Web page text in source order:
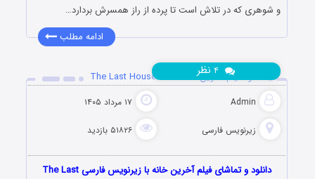
و شوهری که در تلاش است تا پرده از راز همسرش بردارد…
ادامه مطلب
دانلود فیلم آخرین خانه The Last House 2026
Admin ۱۷ مرداد ۱۴۰۵
زیرنویس فارسی ۵۱۸۲۶ بازدید
نظر
دانلود و تماشای فیلم آخرین خانه با زیرنویس فارسی The Last